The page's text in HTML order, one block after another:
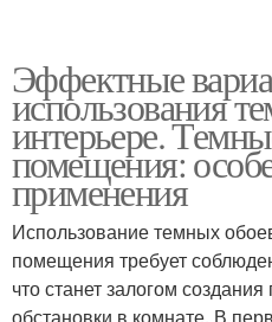
Эффектные
использования
интерьере.
помещения:
применения
Использование темных
помещения требует
что станет залогом